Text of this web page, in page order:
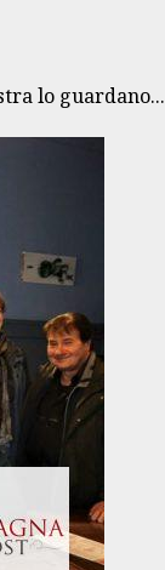
lo guardano...